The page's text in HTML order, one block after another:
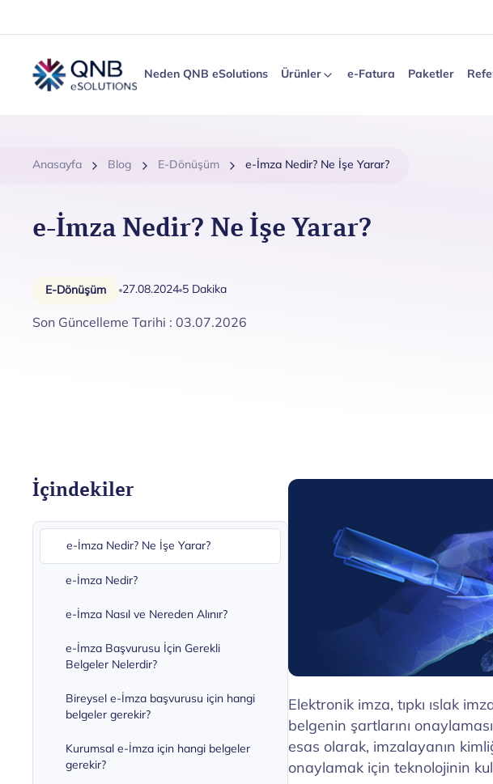
Neden QNB eSolutions Ürünler e-Fatura Paketler
Anasayfa Blog E-Dönüşüm e-İmza Nedir? Ne İşe Yarar?
e-İmza Nedir? Ne İşe Yarar?
E-Dönüşüm 27.08.2024 5 Dakika
Son Güncelleme Tarihi : 03.07.2026
İçindekiler
e-İmza Nedir? Ne İşe Yarar?
e-İmza Nedir?
e-İmza Nasıl ve Nereden Alınır?
e-İmza Başvurusu İçin Gerekli
Belgeler Nelerdir?
Bireysel e-İmza başvurusu için hangi
belgeler gerekir?
Kurumsal e-İmza için hangi belgeler
gerekir?
Elektronik imza, tıpkı ıslak
belgenin şartlarını
esas olarak, imzalayanın
onaylamak için teknolojinin